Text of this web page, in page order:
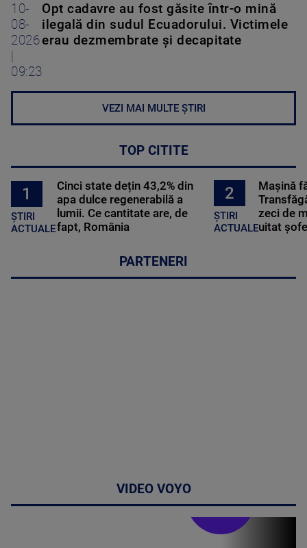
10-
08-
2026
|
09:23
Opt cadavre au fost găsite într-o mină
ilegală din sudul Ecuadorului. Victimele
erau dezmembrate și decapitate
VEZI MAI MULTE ȘTIRI
TOP CITITE
1
ȘTIRI
ACTUALE
Cinci state dețin 43,2% din
apa dulce regenerabilă a
lumii. Ce cantitate are, de
fapt, România
2
ȘTIRI
ACTUALE
Mașină
zeci de
uitat
PARTENERI
VIDEO VOYO